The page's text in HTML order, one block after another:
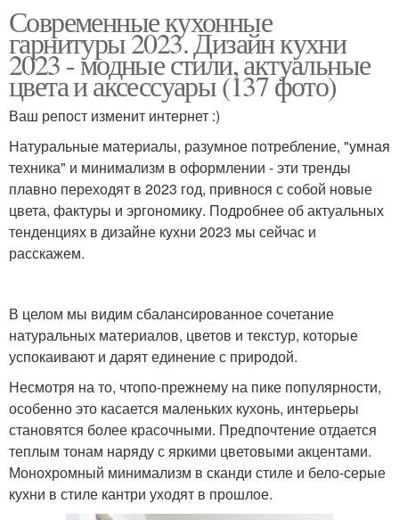
Современные кухонные
гарнитуры 2023. Дизайн кухни
2023 - модные стили, актуальные
цвета и аксессуары (137 фото)
Ваш репост изменит интернет :)
Натуральные материалы, разумное потребление, "умная
техника" и минимализм в оформлении - эти тренды
плавно переходят в 2023 год, привнося с собой новые
цвета, фактуры и эргономику. Подробнее об актуальных
тенденциях в дизайне кухни 2023 мы сейчас и
расскажем.
В целом мы видим сбалансированное сочетание
натуральных материалов, цветов и текстур, которые
успокаивают и дарят единение с природой.
Несмотря на то, чтопо-прежнему на пике популярности,
особенно это касается маленьких кухонь, интерьеры
становятся более красочными. Предпочтение отдается
теплым тонам наряду с яркими цветовыми акцентами.
Монохромный минимализм в сканди стиле и бело-серые
кухни в стиле кантри уходят в прошлое.